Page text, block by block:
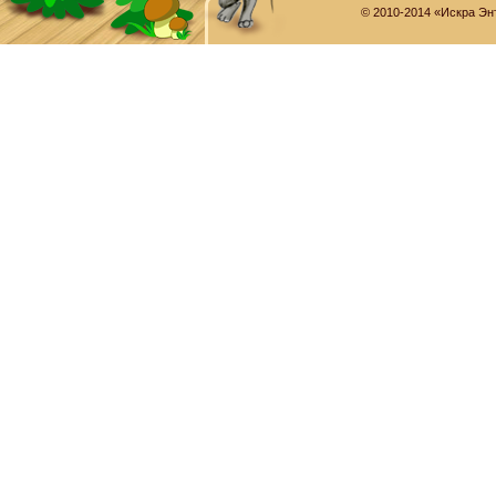
© 2010-2014 «Искра